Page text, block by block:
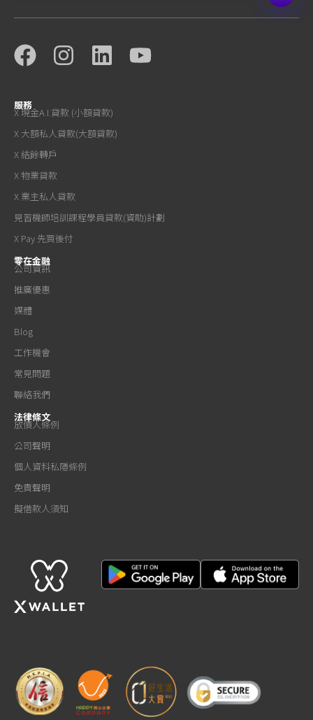
服務
X 現金A.I.貸款 (小額貸款)
X 大額私人貸款(大額貸款)
X 結餘轉戶
X 物業貸款
X 業主私人貸款
見習機師培訓課程學員貸款(資助)計劃
X Pay 先買後付
零在金融
公司資訊
推廣優惠
媒體
Blog
工作機會
常見問題
聯絡我們
法律條文
放債人條例
公司聲明
個人資料私隱條例
免責聲明
擬借款人須知